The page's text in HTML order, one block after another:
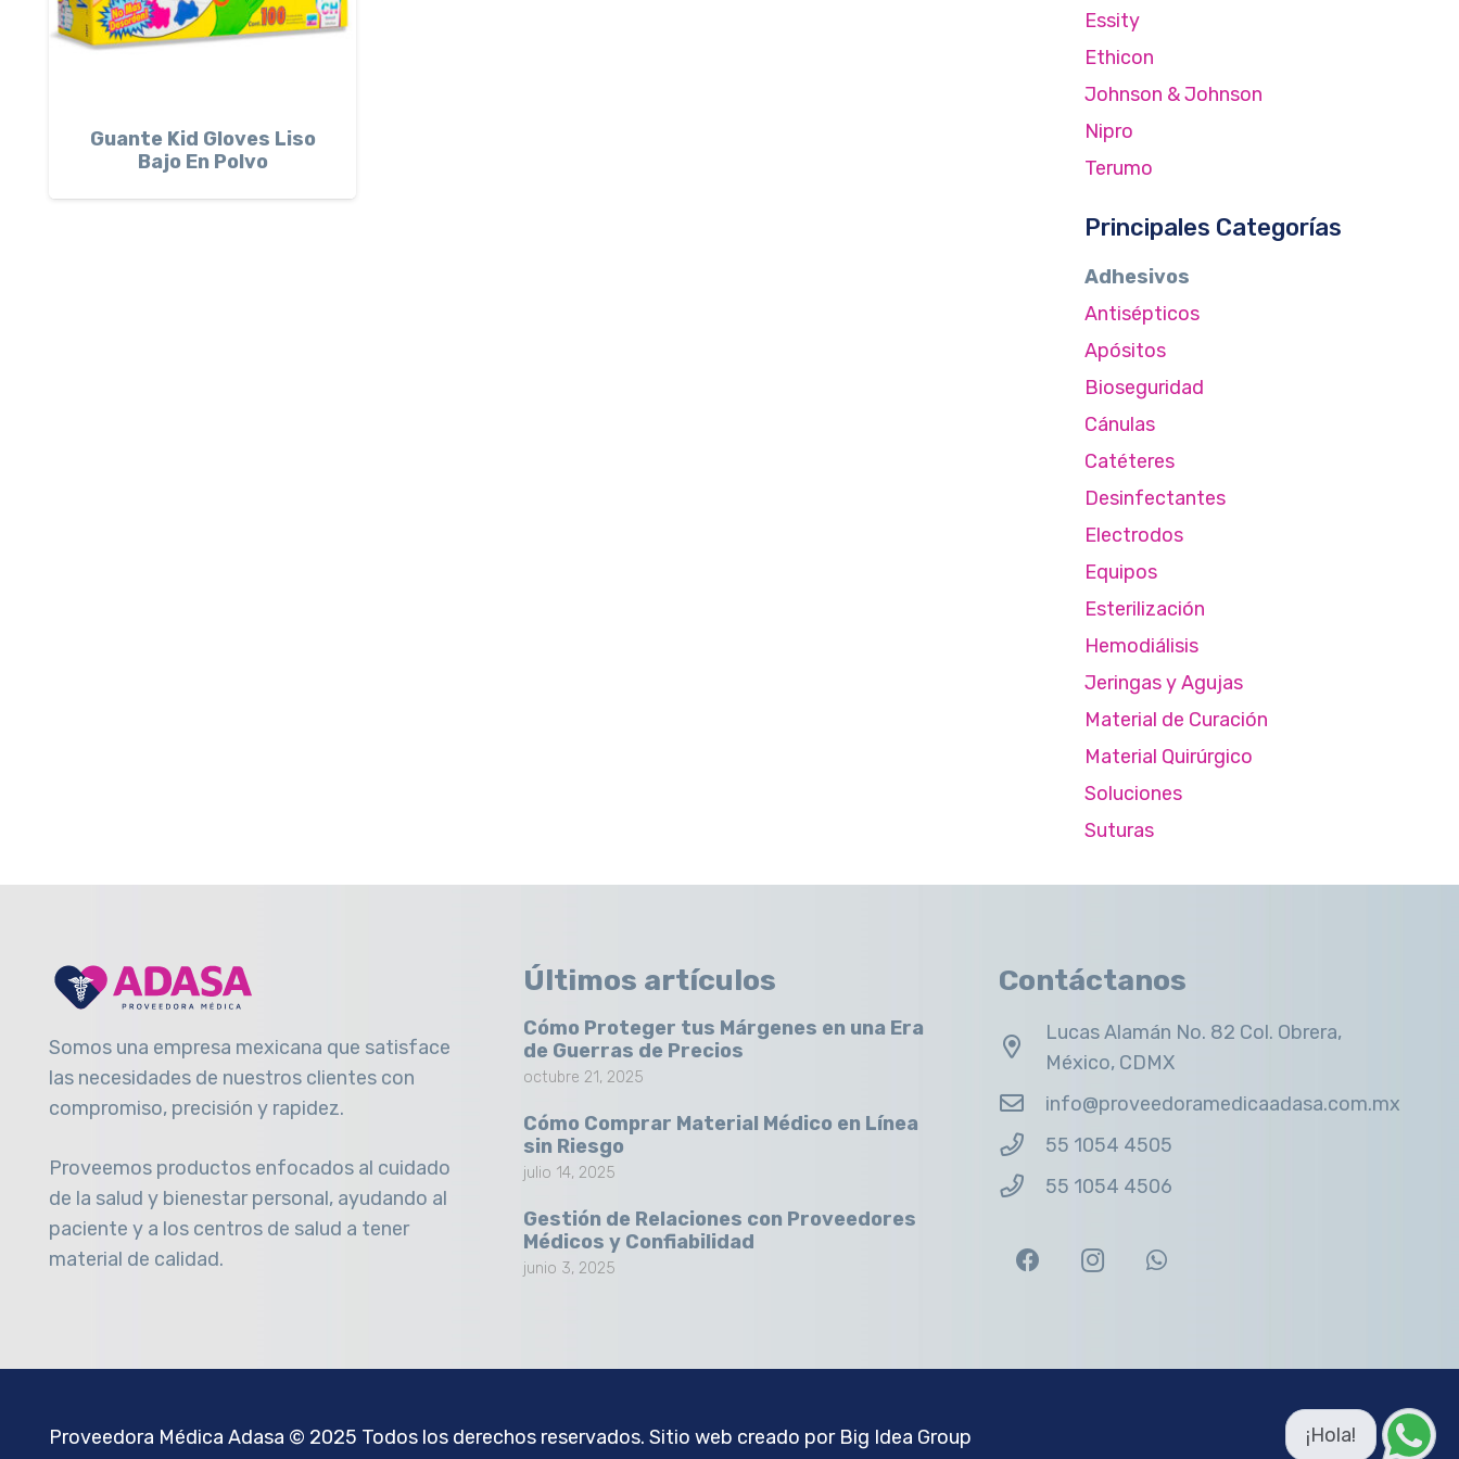
Guante Kid Gloves Liso
Bajo En Polvo
Essity
Ethicon
Johnson & Johnson
Nipro
Terumo
Principales Categorías
Adhesivos
Antisépticos
Apósitos
Bioseguridad
Cánulas
Catéteres
Desinfectantes
Electrodos
Equipos
Esterilización
Hemodiálisis
Jeringas y Agujas
Material de Curación
Material Quirúrgico
Soluciones
Suturas
Somos una empresa mexicana que satisface
las necesidades de nuestros clientes con
compromiso, precisión y rapidez.
Proveemos productos enfocados al cuidado
de la salud y bienestar personal, ayudando al
paciente y a los centros de salud a tener
material de calidad.
Últimos artículos
Cómo Proteger tus Márgenes en una Era
de Guerras de Precios
octubre 21, 2025
Cómo Comprar Material Médico en Línea
sin Riesgo
julio 14, 2025
Gestión de Relaciones con Proveedores
Médicos y Confiabilidad
junio 3, 2025
Contáctanos
Lucas Alamán No. 82 Col. Obrera,
México, CDMX
info@proveedoramedicaadasa.com.mx
55 1054 4505
55 1054 4506
Proveedora Médica Adasa © 2025 Todos los derechos reservados. Sitio web creado por Big Idea Group ¡Hola!